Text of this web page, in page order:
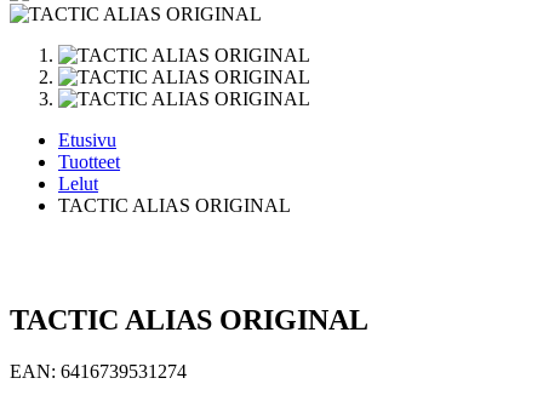
Etusivu
Tuotteet
Lelut
TACTIC ALIAS ORIGINAL
TACTIC ALIAS ORIGINAL
EAN: 6416739531274